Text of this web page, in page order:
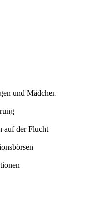
und Mädchen
auf der Flucht